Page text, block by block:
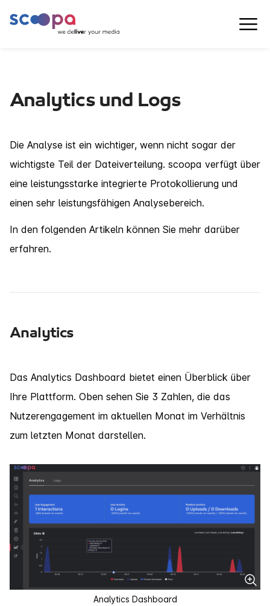
Analytics und Logs
Die Analyse ist ein wichtiger, wenn nicht sogar der
wichtigste Teil der Dateiverteilung. scoopa verfügt über
eine leistungsstarke integrierte Protokollierung und
einen sehr leistungsfähigen Analysebereich.
In den folgenden Artikeln können Sie mehr darüber
erfahren.
Analytics
Das Analytics Dashboard bietet einen Überblick über
Ihre Plattform. Oben sehen Sie 3 Zahlen, die das
Nutzerengagement im aktuellen Monat im Verhältnis
zum letzten Monat darstellen.
Analytics Dashboard